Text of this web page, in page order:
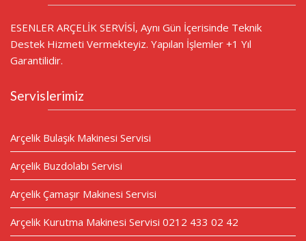
ESENLER ARÇELİK SERVİSİ, Aynı Gün İçerisinde Teknik
Destek Hizmeti Vermekteyiz. Yapılan İşlemler +1 Yıl
Garantilidir.
Servislerimiz
Arçelik Bulaşık Makinesi Servisi
Arçelik Buzdolabı Servisi
Arçelik Çamaşır Makinesi Servisi
Arçelik Kurutma Makinesi Servisi 0212 433 02 42